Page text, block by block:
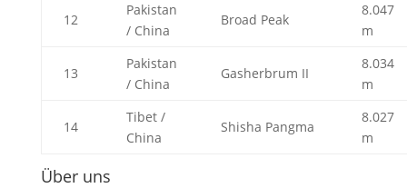
12
Pakistan
/ China
Broad Peak
8.047
m
13
Pakistan
/ China
Gasherbrum II
8.034
m
14
Tibet /
China
Shisha Pangma
8.027
m
Über uns